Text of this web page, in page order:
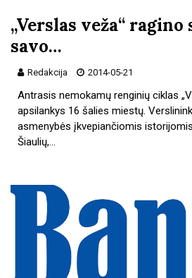
„Verslas veža“
savo…
Redakcija 2014-05-21
Antrasis nemokamų renginių ciklas
apsilankys 16 šalies miestų.
asmenybės įkvepiančiomis
Šiaulių,…